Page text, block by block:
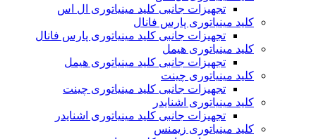
تجهیزات جانبی کلید مینیاتوری ال اس
کلید مینیاتوری پارس فانال
تجهیزات جانبی کلید مینیاتوری پارس فانال
کلید مینیاتوری هیمل
تجهیزات جانبی کلید مینیاتوری هیمل
کلید مینیاتوری چینت
تجهیزات جانبی کلید مینیاتوری چینت
کلید مینیاتوری اشنایدر
تجهیزات جانبی کلید مینیاتوری اشنایدر
کلید مینیاتوری زیمنس